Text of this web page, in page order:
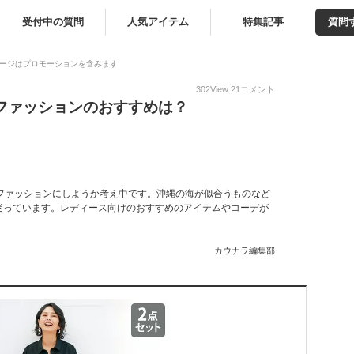
受付中の質問 人気アイテム 特集記事 質問
ジはプロモーションを含みます
302View 21 コメント
ァッションのおすすめは？
ッションにしようか考え中です。沖縄の海が似合うものなど
ています。レディース向けのおすすめのアイテムやコーデが
カウナラ編集部